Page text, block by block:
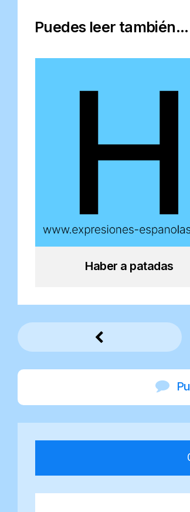
Puedes leer también...
Haber a patadas